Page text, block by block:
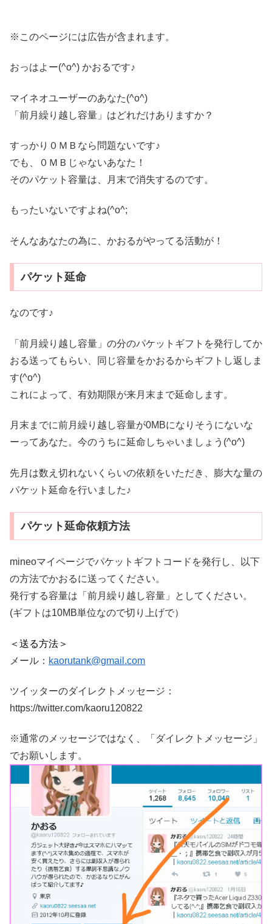
※このページには広告が含まれます。
おっはよー(^o^) かおるです♪
マイネオユーザーのあなた(^o^)
「前月繰り越し容量」はどれだけありますか？
すっかり０ＭＢなら問題ないです♪
でも、０ＭＢじゃないあなた！
そのパケット容量は、月末で消失するのです。
もったいないですよね(^o^;
そんなあなたの為に、かおるがやってる活動が！
パケット延命
なのです♪
「前月繰り越し容量」の分のパケットギフトを発行してか
おる送ってもらい、同じ容量をかおるからギフトし返しま
す(^o^)
これによって、有効期限が来月末まで延命します。
月末までに前月繰り越し容量が0MBになりそうにないな
ーってあなた。今のうちに延命しちゃいましょう(^o^)
先月は数え切れないくらいの依頼をいただき、膨大な量の
パケット延命を行いました♪
パケット延命依頼方法
mineoマイページでパケットギフトコードを発行し、以下
の方法でかおるに送ってください。
発行する容量は「前月繰り越し容量」としてください。
(ギフトは10MB単位なので切り上げで）
＜送る方法＞
メール： kaorutank@gmail.com
ツイッターのダイレクトメッセージ：
https://twitter.com/kaoru120822
※通常のメッセージではなく、「ダイレクトメッセージ」
でお願いします。